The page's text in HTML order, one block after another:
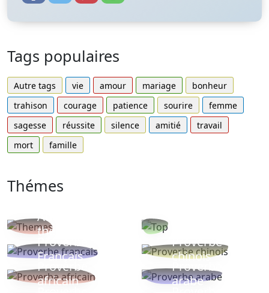
Tags populaires
Autre tags vie amour mariage
bonheur
trahison
courage patience sourire
femme
sagesse
réussite silence amitié
travail
mort
famille
Thémes
Autres
thèmes
Proverbe
Français
Proverbe
chinois
Proverbe
africain
Proverbe
arabe